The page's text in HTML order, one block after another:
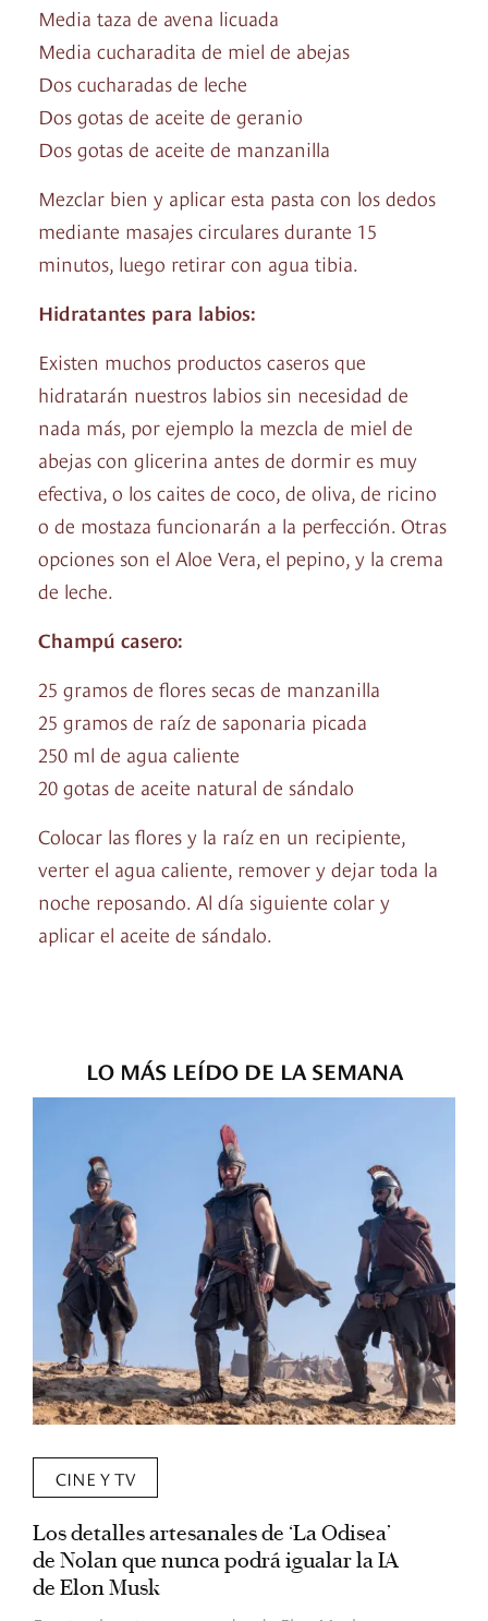
Media taza de avena licuada
Media cucharadita de miel de abejas
Dos cucharadas de leche
Dos gotas de aceite de geranio
Dos gotas de aceite de manzanilla
Mezclar bien y aplicar esta pasta con los dedos
mediante masajes circulares durante 15
minutos, luego retirar con agua tibia.
Hidratantes para labios:
Existen muchos productos caseros que
hidratarán nuestros labios sin necesidad de
nada más, por ejemplo la mezcla de miel de
abejas con glicerina antes de dormir es muy
efectiva, o los caites de coco, de oliva, de ricino
o de mostaza funcionarán a la perfección. Otras
opciones son el Aloe Vera, el pepino, y la crema
de leche.
Champú casero:
25 gramos de flores secas de manzanilla
25 gramos de raíz de saponaria picada
250 ml de agua caliente
20 gotas de aceite natural de sándalo
Colocar las flores y la raíz en un recipiente,
verter el agua caliente, remover y dejar toda la
noche reposando. Al día siguiente colar y
aplicar el aceite de sándalo.
LO MÁS LEÍDO DE LA SEMANA
CINE Y TV
Los detalles artesanales de ‘La Odisea’
de Nolan que nunca podrá igualar la IA
de Elon Musk